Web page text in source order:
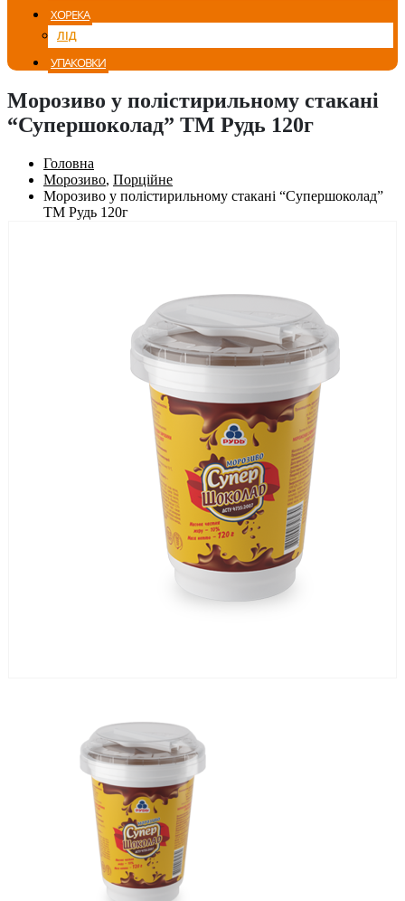
ХОРЕКА
ЛІД
УПАКОВКИ
Морозиво у полістирильному стакані
“Супершоколад” ТМ Рудь 120г
Головна
Морозиво, Порційне
Морозиво у полістирильному стакані “Супершоколад”
ТМ Рудь 120г